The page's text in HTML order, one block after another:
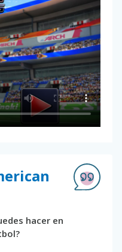
hacer en